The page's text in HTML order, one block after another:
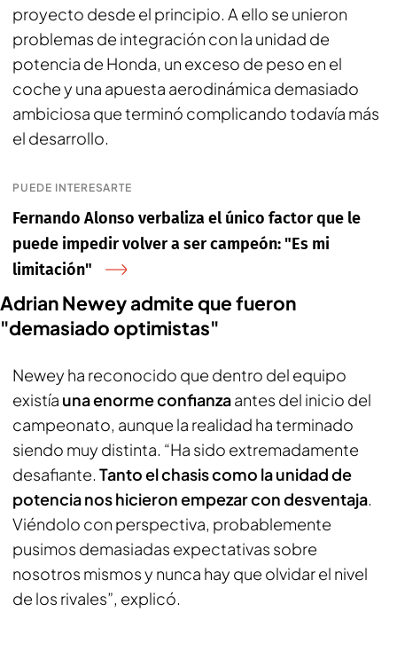
proyecto desde el principio. A ello se unieron
problemas de integración con la unidad de
potencia de Honda, un exceso de peso en el
coche y una apuesta aerodinámica demasiado
ambiciosa que terminó complicando todavía más
el desarrollo.
PUEDE INTERESARTE
Fernando Alonso verbaliza el único factor que le
puede impedir volver a ser campeón: "Es mi
limitación"
Adrian Newey admite que fueron
"demasiado optimistas"
Newey ha reconocido que dentro del equipo
existía una enorme confianzaantes del inicio del
campeonato, aunque la realidad ha terminado
siendo muy distinta. “Ha sido extremadamente
desafiante. Tanto el chasis como la unidad de
potencia nos hicieron empezar con desventaja.
Viéndolo con perspectiva, probablemente
pusimos demasiadas expectativas sobre
nosotros mismos y nunca hay que olvidar el nivel
de los rivales”, explicó.